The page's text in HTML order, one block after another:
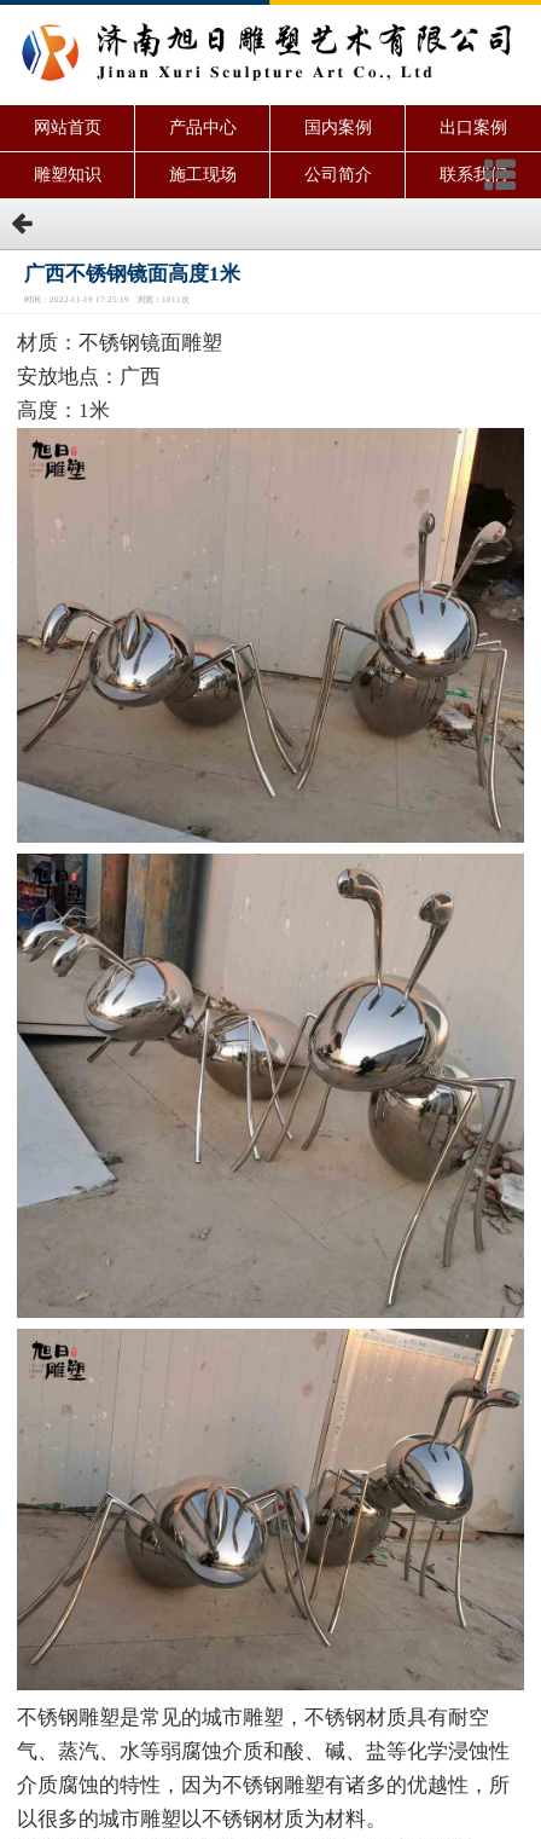
网站首页 产品中心 国内案例 出口案例
雕塑知识 施工现场 公司简介 联系我们
广西不锈钢镜面高度1米
时间：2022-11-19 17:25:19 浏览：1011次
材质：不锈钢镜面雕塑
安放地点：广西
高度：1米
不锈钢雕塑是常见的城市雕塑，不锈钢材质具有耐空
气、蒸汽、水等弱腐蚀介质和酸、碱、盐等化学浸蚀性
介质腐蚀的特性，因为不锈钢雕塑有诸多的优越性，所
以很多的城市雕塑以不锈钢材质为材料。